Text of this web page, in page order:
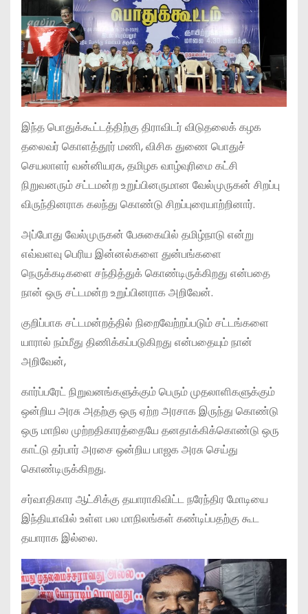
இந்த பொதுக்கூட்டத்திற்கு திராவிடர் விடுதலைக் கழக
தலைவர் கொளத்தூர் மணி, விசிக துணை பொதுச்
செயலாளர் வன்னியரசு, தமிழக வாழ்வுரிமை கட்சி
நிறுவனரும் சட்டமன்ற உறுப்பினருமான வேல்முருகன் சிறப்பு
விருந்தினராக கலந்து கொண்டு சிறப்புரையாற்றினார்.
அப்போது வேல்முருகன் பேசுகையில் தமிழ்நாடு என்று
எவ்வளவு பெரிய இன்னல்களை துன்பங்களை
நெருக்கடிகளை சந்தித்துக் கொண்டிருக்கிறது என்பதை
நான் ஒரு சட்டமன்ற உறுப்பினராக அறிவேன்.
குறிப்பாக சட்டமன்றத்தில் நிறைவேற்றப்படும் சட்டங்களை
யாரால் நம்மீது திணிக்கப்படுகிறது என்பதையும் நான்
அறிவேன்,
கார்ப்பரேட் நிறுவனங்களுக்கும் பெரும் முதலாளிகளுக்கும்
ஒன்றிய அரசு அதற்கு ஒரு ஏற்ற அரசாக இருந்து கொண்டு
ஒரு மாநில முற்றதிகாரத்தையே தனதாக்கிக்கொண்டு ஒரு
காட்டு தர்பார் அரசை ஒன்றிய பாஜக அரசு செய்து
கொண்டிருக்கிறது.
சர்வாதிகார ஆட்சிக்கு தயாராகிவிட்ட நரேந்திர மோடியை
இந்தியாவில் உள்ள பல மாநிலங்கள் கண்டிப்பதற்கு கூட
தயாராக இல்லை.